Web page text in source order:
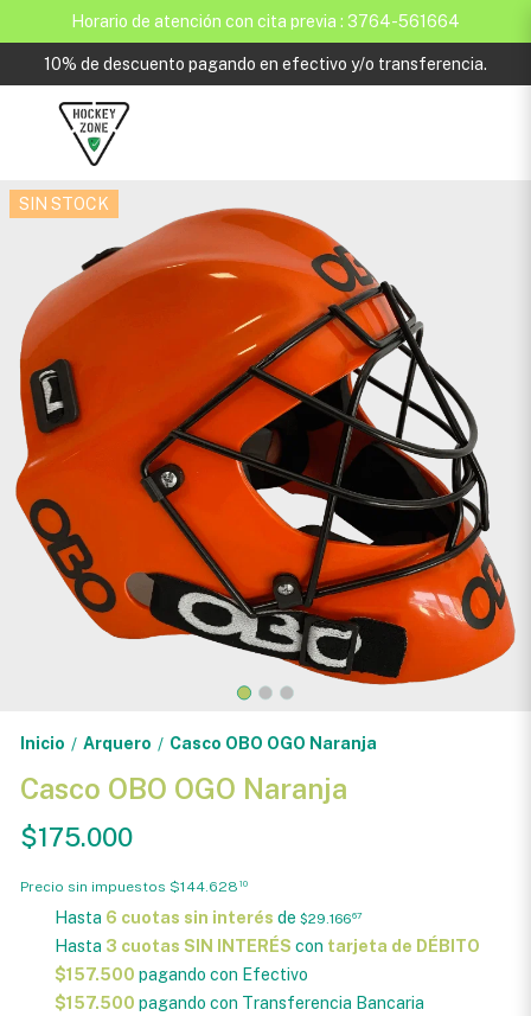
Horario de atención con cita previa : 3764-561664
10% de descuento pagando en efectivo y/o transferencia.
SIN STOCK
Inicio / Arquero / Casco OBO OGO Naranja
Casco OBO OGO Naranja
$175.000
Precio sin impuestos $144.628 10
Hasta 6 cuotas sin interés de $29.16667
Hasta 3 cuotas SIN INTERÉS con tarjeta de DÉBITO
$157.500 pagando con Efectivo
$157.500 pagando con Transferencia Bancaria